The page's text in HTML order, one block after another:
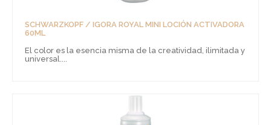
SCHWARZKOPF / IGORA ROYAL MINI LOCIÓN ACTIVADORA
60ML
El color es la esencia misma de la creatividad, ilimitada y
universal....